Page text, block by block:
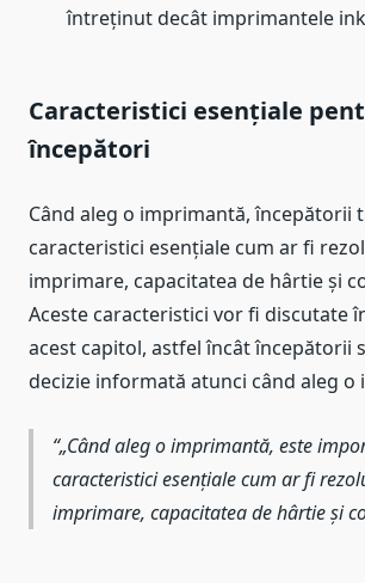
întreținut decât imprimantele
Caracteristici esențiale
începători
Când aleg o imprimantă, începătorii
caracteristici esențiale cum ar fi
imprimare, capacitatea de hârtie și
Aceste caracteristici vor fi discutate
acest capitol, astfel încât începătorii
decizie informată atunci când aleg o
„Când aleg o imprimantă, este
caracteristici esențiale cum ar fi
imprimare, capacitatea de hârtie și